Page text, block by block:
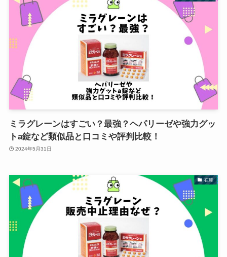
ミラグレーンはすごい？最強？ヘパリーゼや強力グッ
トa錠など類似品と口コミや評判比較！
2024年5月31日
在庫